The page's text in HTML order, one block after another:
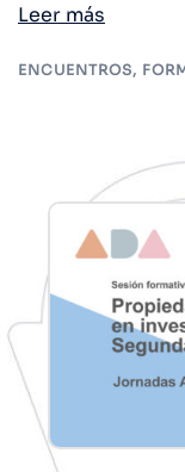
Leer más
ENCUENTROS,